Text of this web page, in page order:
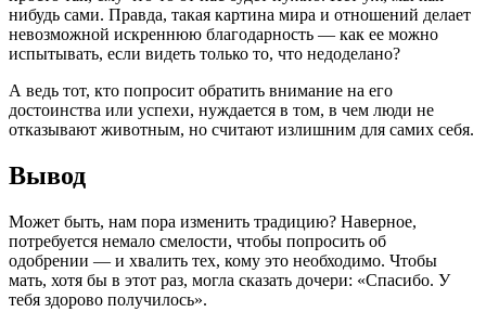
нибудь сами. Правда, такая картина мира и отношений делает
невозможной искреннюю благодарность — как ее можно
испытывать, если видеть только то, что недоделано?
А ведь тот, кто попросит обратить внимание на его
достоинства или успехи, нуждается в том, в чем люди не
отказывают животным, но считают излишним для самих себя.
Вывод
Может быть, нам пора изменить традицию? Наверное,
потребуется немало смелости, чтобы попросить об
одобрении — и хвалить тех, кому это необходимо. Чтобы
мать, хотя бы в этот раз, могла сказать дочери: «Спасибо. У
тебя здорово получилось».